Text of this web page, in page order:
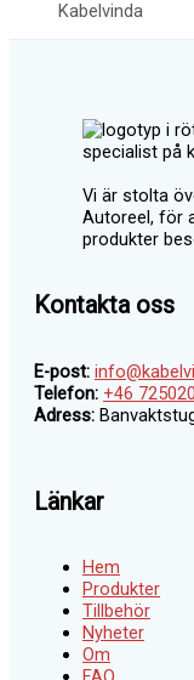
Kabelvinda
Vi är stolta
Autoreel, för
produkter
Kontakta oss
E-post:
Telefon: +46
Adress:
Länkar
Hem
Produkter
Tillbehör
Nyheter
Om